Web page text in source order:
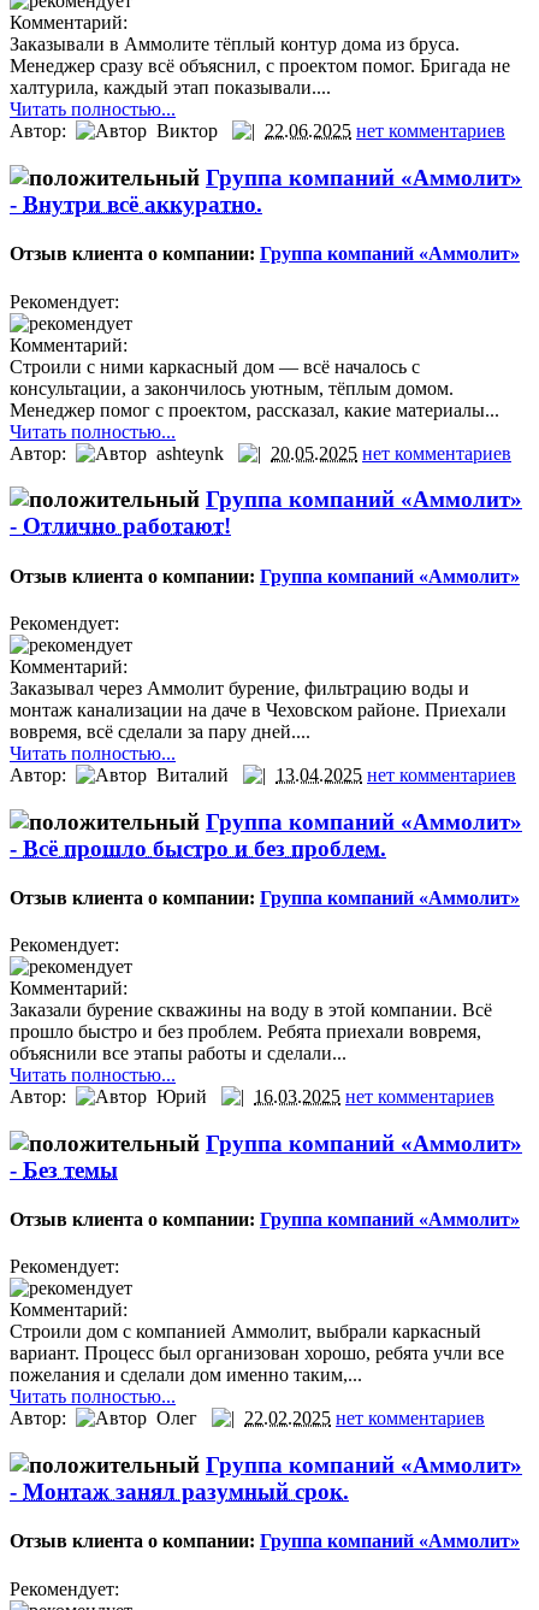
Комментарий:
Заказывали в Аммолите тёплый контур дома из бруса.
Менеджер сразу всё объяснил, с проектом помог. Бригада не
халтурила, каждый этап показывали....
Читать полностью...
Автор:
Виктор 22.06.2025 нет комментариев
Группа компаний «Аммолит»
- Внутри всё аккуратно.
Отзыв клиента о компании: Группа компаний «Аммолит»
Рекомендует:
Комментарий:
Строили с ними каркасный дом — всё началось с
консультации, а закончилось уютным, тёплым домом.
Менеджер помог с проектом, рассказал, какие материалы...
Читать полностью...
Автор:
ashteynk 20.05.2025 нет комментариев
Группа компаний «Аммолит»
- Отлично работают!
Отзыв клиента о компании: Группа компаний «Аммолит»
Рекомендует:
Комментарий:
Заказывал через Аммолит бурение, фильтрацию воды и
монтаж канализации на даче в Чеховском районе. Приехали
вовремя, всё сделали за пару дней....
Читать полностью...
Автор:
Виталий 13.04.2025 нет комментариев
Группа компаний «Аммолит»
- Всё прошло быстро и без проблем.
Отзыв клиента о компании: Группа компаний «Аммолит»
Рекомендует:
Комментарий:
Заказали бурение скважины на воду в этой компании. Всё
прошло быстро и без проблем. Ребята приехали вовремя,
объяснили все этапы работы и сделали...
Читать полностью...
Автор:
Юрий 16.03.2025 нет комментариев
Группа компаний «Аммолит»
- Без темы
Отзыв клиента о компании: Группа компаний «Аммолит»
Рекомендует:
Комментарий:
Строили дом с компанией Аммолит, выбрали каркасный
вариант. Процесс был организован хорошо, ребята учли все
пожелания и сделали дом именно таким,...
Читать полностью...
Автор:
Олег 22.02.2025 нет комментариев
Группа компаний «Аммолит»
- Монтаж занял разумный срок.
Отзыв клиента о компании: Группа компаний «Аммолит»
Рекомендует: